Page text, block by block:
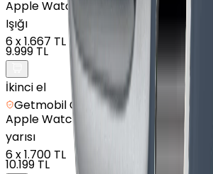
AppleWatch SE 2 - Alüminyum -
Işığı
6x1.667 TL
9.999 TL
İkinci el
Getmobil Güvencesi
AppleWatch SE - Alüminyum -
yarısı
6x1.700 TL
10.199 TL